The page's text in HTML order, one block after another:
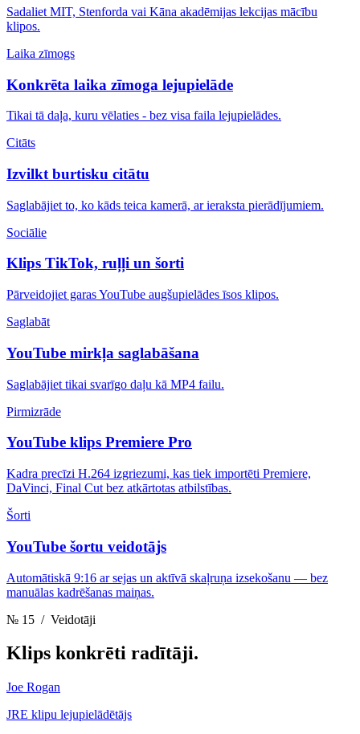
Sadaliet MIT, Stenforda vai Kāna akadēmijas lekcijas mācību
klipos.
Laika zīmogs
Konkrēta laika zīmoga lejupielāde
Tikai tā daļa, kuru vēlaties - bez visa faila lejupielādes.
Citāts
Izvilkt burtisku citātu
Saglabājiet to, ko kāds teica kamerā, ar ieraksta pierādījumiem.
Sociālie
Klips TikTok, ruļļi un šorti
Pārveidojiet garas YouTube augšupielādes īsos klipos.
Saglabāt
YouTube mirkļa saglabāšana
Saglabājiet tikai svarīgo daļu kā MP4 failu.
Pirmizrāde
YouTube klips Premiere Pro
Kadra precīzi H.264 izgriezumi, kas tiek importēti Premiere,
DaVinci, Final Cut bez atkārtotas atbilstības.
Šorti
YouTube šortu veidotājs
Automātiskā 9:16 ar sejas un aktīvā skaļruņa izsekošanu — bez
manuālas kadrēšanas maiņas.
№ 15 / Veidotāji
Klips konkrēti radītāji.
Joe Rogan
JRE klipu lejupielādētājs